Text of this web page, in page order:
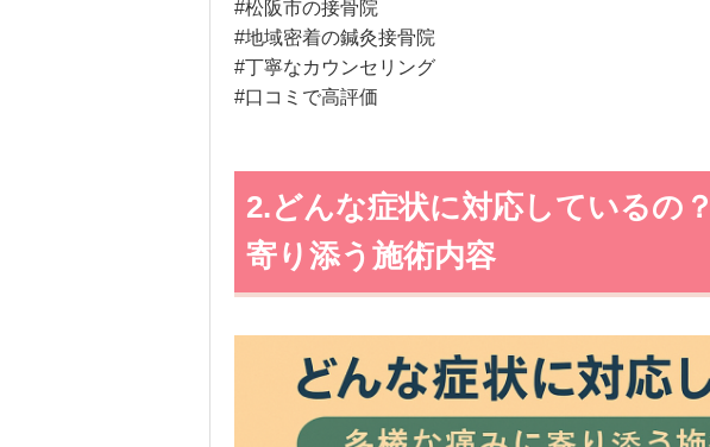
#松阪市の接骨院
#地域密着の鍼灸接骨院
#丁寧なカウンセリング
#口コミで高評価
2.どんな症状に対応しているの
寄り添う施術内容